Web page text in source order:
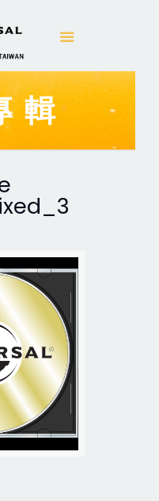
輯